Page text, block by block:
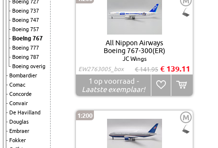
Boeing 727
Boeing 737
Boeing 747
Boeing 757
Boeing 767
Boeing 777
Boeing 787
Boeing overig
Bombardier
Comac
Concorde
Convair
De Havilland
Douglas
Embraer
Fokker
All Nippon Airways
Boeing 767-300(ER)
JC Wings
EW2763005_box
€ 141.95 € 139.11
1 op voorraad -
Laatste exemplaar!
1:200 M